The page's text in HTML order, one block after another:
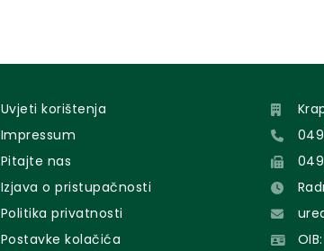
Uvjeti korištenja
Impressum
Pitajte nas
Izjava o pristupačnosti
Politika privatnosti
Postavke kolačića